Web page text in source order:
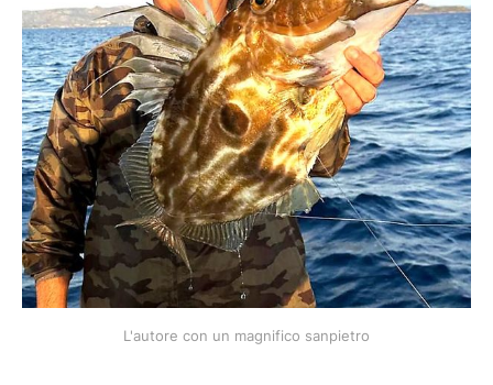
L'autore con un magnifico sanpietro